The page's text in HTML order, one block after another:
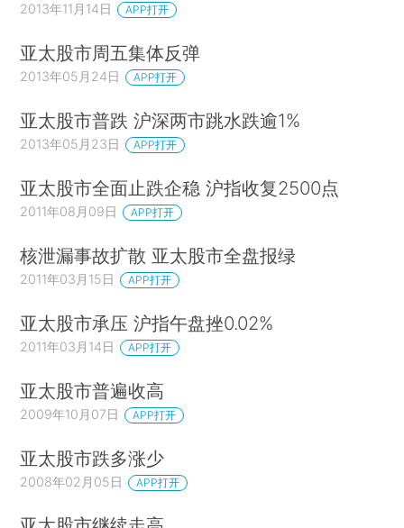
2013年11月14日 APP打开
亚太股市周五集体反弹
2013年05月24日 APP打开
亚太股市普跌 沪深两市跳水跌逾1%
2013年05月23日 APP打开
亚太股市全面止跌企稳 沪指收复2500点
2011年08月09日 APP打开
核泄漏事故扩散 亚太股市全盘报绿
2011年03月15日 APP打开
亚太股市承压 沪指午盘挫0.02%
2011年03月14日 APP打开
亚太股市普遍收高
2009年10月07日 APP打开
亚太股市跌多涨少
2008年02月05日 APP打开